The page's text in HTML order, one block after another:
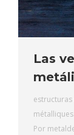
Las
métalliques
Por